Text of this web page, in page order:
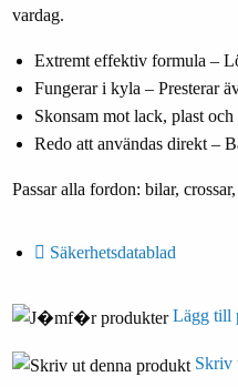
vardag.
Extremt effektiv formula –
Fungerar i kyla – Presterar
Skonsam mot lack, plast
Redo att användas direkt –
Passar alla fordon: bilar,
Säkerhetsdatablad
Lägg till
Skriv